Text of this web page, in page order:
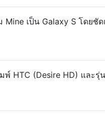
เป็น Galaxy S โดยชั
HTC (Desire HD) และรุ่